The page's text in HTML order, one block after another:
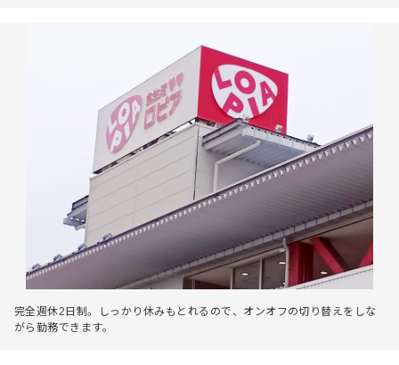
完全週休2日制。しっかり休みもとれるので、オンオフの切り替えをしな
がら勤務できます。